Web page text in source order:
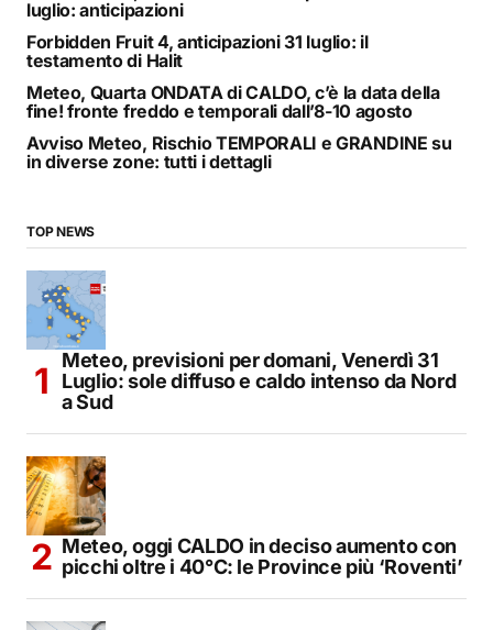
luglio: anticipazioni
Forbidden Fruit 4, anticipazioni 31 luglio: il
testamento di Halit
Meteo, Quarta ONDATA di CALDO, c’è la data della
fine! fronte freddo e temporali dall’8-10 agosto
Avviso Meteo, Rischio TEMPORALI e GRANDINE su
in diverse zone: tutti i dettagli
TOP NEWS
Meteo, previsioni per domani, Venerdì 31
Luglio: sole diffuso e caldo intenso da Nord
a Sud
Meteo, oggi CALDO in deciso aumento con
picchi oltre i 40°C: le Province più ‘Roventi’